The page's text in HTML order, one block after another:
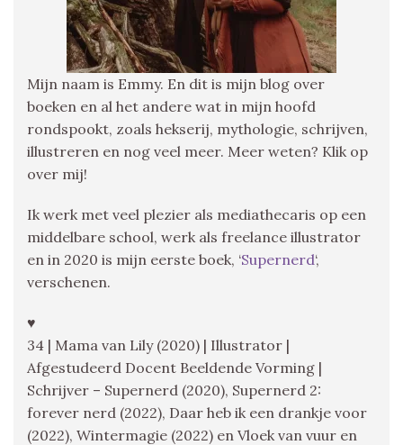
Mijn naam is Emmy. En dit is mijn blog over
boeken en al het andere wat in mijn hoofd
rondspookt, zoals hekserij, mythologie, schrijven,
illustreren en nog veel meer. Meer weten? Klik op
over mij!
Ik werk met veel plezier als mediathecaris op een
middelbare school, werk als freelance illustrator
en in 2020 is mijn eerste boek, ‘Supernerd‘,
verschenen.
♥
34 | Mama van Lily (2020) | Illustrator |
Afgestudeerd Docent Beeldende Vorming |
Schrijver – Supernerd (2020), Supernerd 2:
forever nerd (2022), Daar heb ik een drankje voor
(2022), Wintermagie (2022) en Vloek van vuur en